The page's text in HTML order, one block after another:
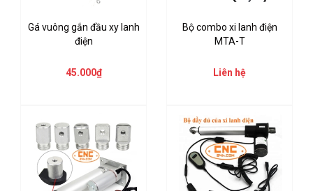
Gá vuông gắn đầu xy lanh
điện
45.000₫
Bộ combo xi lanh điện
MTA-T
Liên hệ